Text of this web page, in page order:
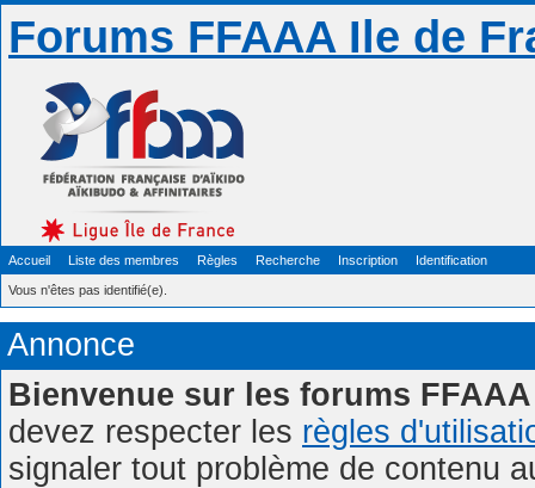
Forums FFAAA Ile de
Accueil Liste des membres Règles Recherche Inscription Identification
Vous n'êtes pas identifié(e).
Annonce
Bienvenue sur les forums FFAAA
devez respecter les règles
signaler tout problème de contenu